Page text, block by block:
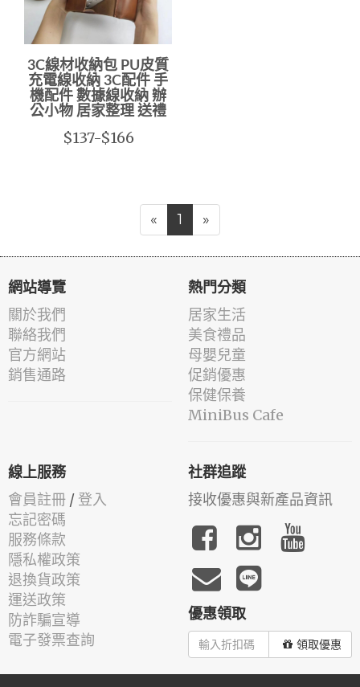
3C線材收納包 PU皮質
充電線收納 3C配件 手
機配件 數據線收納 辦
公小物 居家整理 送禮
$137-$166
« 1 »
網站導覽
關於我們
聯絡我們
官方網站
銷售通路
熱門分類
居家生活
美食禮品
母嬰兒童
促銷優惠
保健保養
MiniBus Cafe
線上服務
會員註冊 / 登入
忘記密碼
服務條款
隱私權政策
退換貨政策
運送政策
防詐騙宣導
電子發票查詢
社群追蹤
接收優惠與新產品資訊
優惠領取
領取優惠